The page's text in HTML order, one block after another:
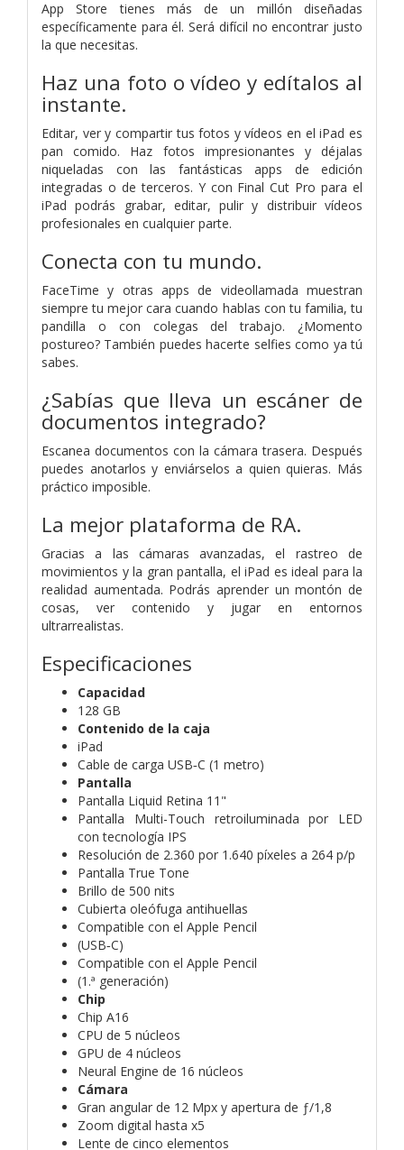
App Store tienes más de un millón diseñadas
específicamente para él. Será difícil no encontrar justo
la que necesitas.
Haz una foto o vídeo y edítalos al
instante.
Editar, ver y compartir tus fotos y vídeos en el iPad es
pan comido. Haz fotos impresionantes y déjalas
niqueladas con las fantásticas apps de edición
integradas o de terceros. Y con Final Cut Pro para el
iPad podrás grabar, editar, pulir y distribuir vídeos
profesionales en cualquier parte.
Conecta con tu mundo.
FaceTime y otras apps de videollamada muestran
siempre tu mejor cara cuando hablas con tu familia, tu
pandilla o con colegas del trabajo. ¿Momento
postureo? También puedes hacerte selfies como ya tú
sabes.
¿Sabías que lleva un escáner de
documentos integrado?
Escanea documentos con la cámara trasera. Después
puedes anotarlos y enviárselos a quien quieras. Más
práctico imposible.
La mejor plataforma de RA.
Gracias a las cámaras avanzadas, el rastreo de
movimientos y la gran pantalla, el iPad es ideal para la
realidad aumentada. Podrás aprender un montón de
cosas, ver contenido y jugar en entornos
ultrarrealistas.
Especificaciones
Capacidad
128 GB
Contenido de la caja
iPad
Cable de carga USB‑C (1 metro)
Pantalla
Pantalla Liquid Retina 11"
Pantalla Multi-Touch retroiluminada por LED
con tecnología IPS
Resolución de 2.360 por 1.640 píxeles a 264 p/p
Pantalla True Tone
Brillo de 500 nits
Cubierta oleófuga antihuellas
Compatible con el Apple Pencil
(USB‑C)
Compatible con el Apple Pencil
(1.ª generación)
Chip
Chip A16
CPU de 5 núcleos
GPU de 4 núcleos
Neural Engine de 16 núcleos
Cámara
Gran angular de 12 Mpx y apertura de ƒ/1,8
Zoom digital hasta x5
Lente de cinco elementos